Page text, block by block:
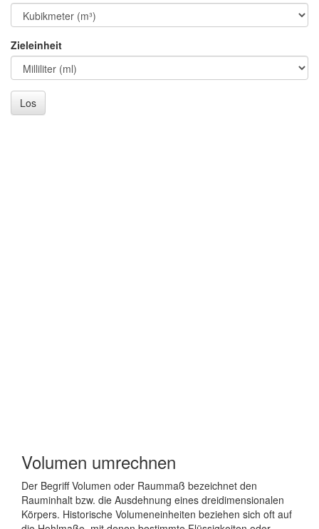
Zieleinheit
Los
Volumen umrechnen
Der Begriff Volumen oder Raummaß bezeichnet den
Rauminhalt bzw. die Ausdehnung eines dreidimensionalen
Körpers. Historische Volumeneinheiten beziehen sich oft auf